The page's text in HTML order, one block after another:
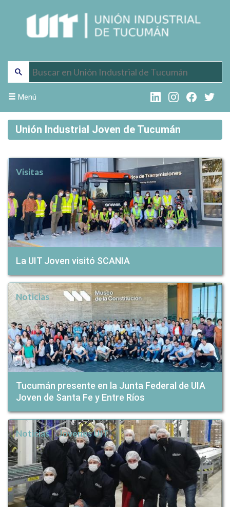
Menú
Unión Industrial Joven de Tucumán
Visitas
La UIT Joven visitó SCANIA
Noticias
Tucumán presente en la Junta Federal de UIA
Joven de Santa Fe y Entre Ríos
Noticias Jovenes UIT